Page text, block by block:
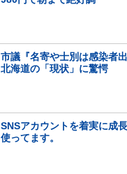
市議『名寄や士別は感染者
北海道の「現状」に驚愕
SNSアカウントを着実に成
使ってます。